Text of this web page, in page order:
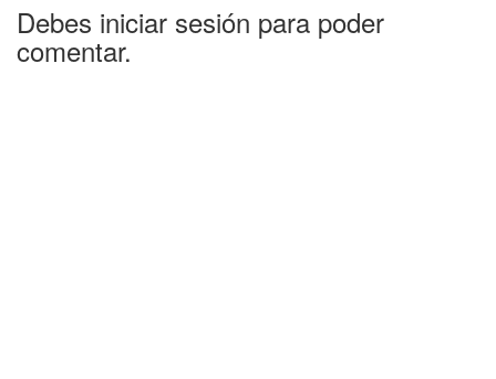
Debes iniciar sesión para poder
comentar.